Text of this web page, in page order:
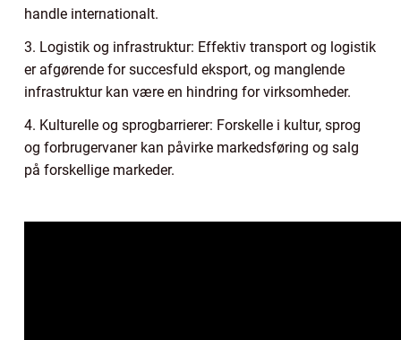
handle internationalt.
3. Logistik og infrastruktur: Effektiv transport og logistik
er afgørende for succesfuld eksport, og manglende
infrastruktur kan være en hindring for virksomheder.
4. Kulturelle og sprogbarrierer: Forskelle i kultur, sprog
og forbrugervaner kan påvirke markedsføring og salg
på forskellige markeder.